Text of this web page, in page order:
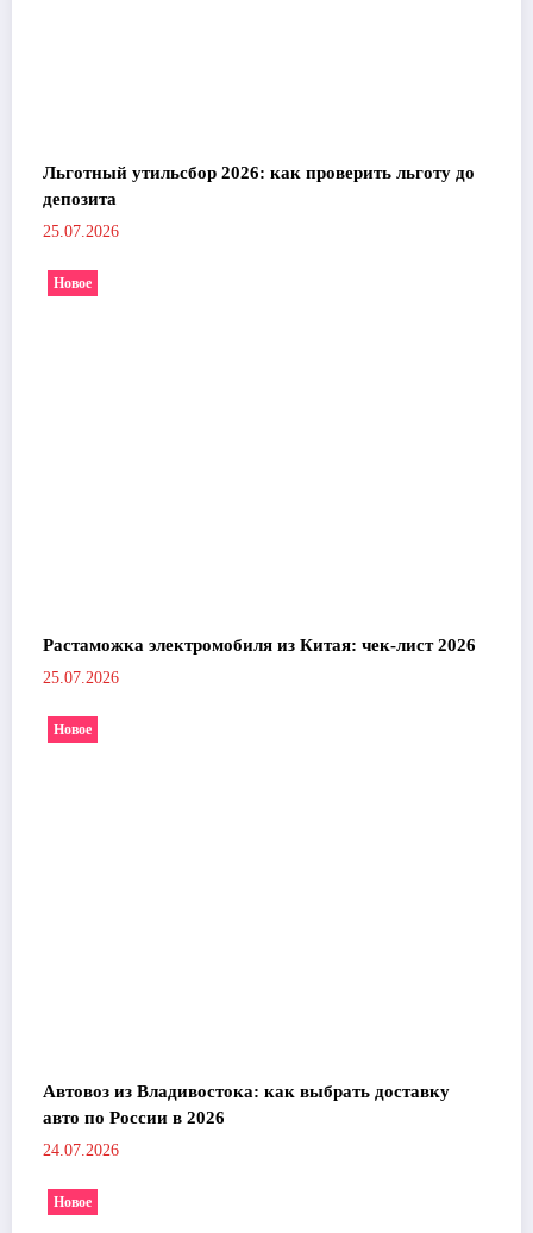
Льготный утильсбор 2026: как проверить льготу до
депозита
25.07.2026
Новое
Растаможка электромобиля из Китая: чек-лист 2026
25.07.2026
Новое
Автовоз из Владивостока: как выбрать доставку
авто по России в 2026
24.07.2026
Новое